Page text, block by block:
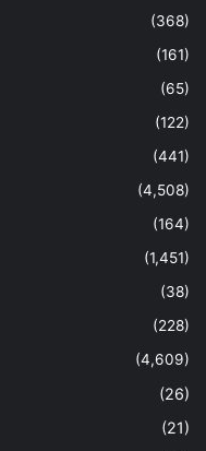
(368)
(161)
(65)
(122)
(441)
(4,508)
(164)
(1,451)
(38)
(228)
(4,609)
(26)
(21)